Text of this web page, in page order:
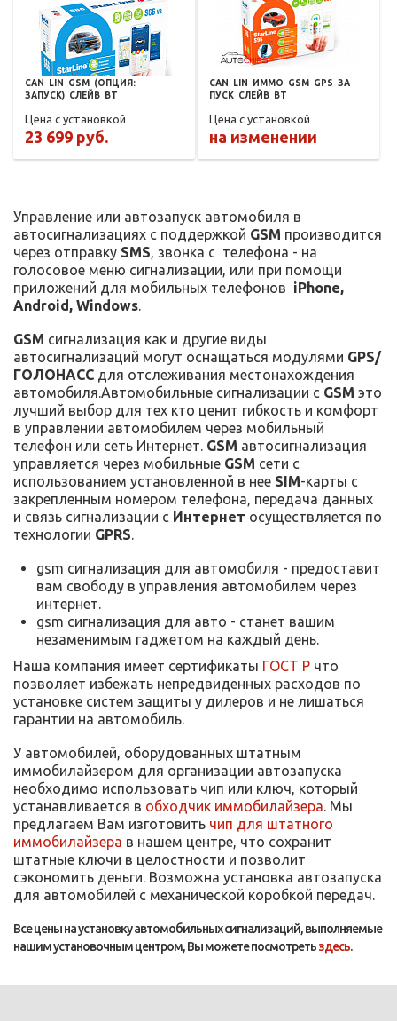
CAN LIN GSM (ОПЦИЯ:
ЗАПУСК) СЛЕЙВ BT
Цена с установкой
23 699 руб.
CAN LIN ИММО GSM GPS ЗА
ПУСК СЛЕЙВ BT
Цена с установкой
на изменении
Управление или автозапуск автомобиля в
автосигнализациях с поддержкой GSM производится
через отправку SMS, звонка с телефона - на
голосовое меню сигнализации, или при помощи
приложений для мобильных телефонов iPhone,
Android, Windows.
GSM сигнализация как и другие виды
автосигнализаций могут оснащаться модулями GPS/
ГОЛОНАСС для отслеживания местонахождения
автомобиля.Автомобильные сигнализации с GSM это
лучший выбор для тех кто ценит гибкость и комфорт
в управлении автомобилем через мобильный
телефон или сеть Интернет. GSM автосигнализация
управляется через мобильные GSM сети с
использованием установленной в нее SIM-карты с
закрепленным номером телефона, передача данных
и связь сигнализации с Интернет осуществляется по
технологии GPRS.
gsm сигнализация для автомобиля - предоставит
вам свободу в управления автомобилем через
интернет.
gsm сигнализация для авто - станет вашим
незаменимым гаджетом на каждый день.
Наша компания имеет сертификаты ГОСТ Р что
позволяет избежать непредвиденных расходов по
установке систем защиты у дилеров и не лишаться
гарантии на автомобиль.
У автомобилей, оборудованных штатным
иммобилайзером для организации автозапуска
необходимо использовать чип или ключ, который
устанавливается в обходчик иммобилайзера. Мы
предлагаем Вам изготовить чип для штатного
иммобилайзера в нашем центре, что сохранит
штатные ключи в целостности и позволит
сэкономить деньги. Возможна установка автозапуска
для автомобилей с механической коробкой передач.
Все цены на установку автомобильных сигнализаций, выполняемые
нашим установочным центром, Вы можете посмотретьздесь.